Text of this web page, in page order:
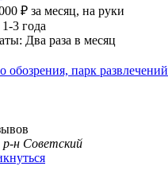
₽ за месяц, на руки
3 года
Два раза в месяц
обозрения, парк развлечений
н Советский